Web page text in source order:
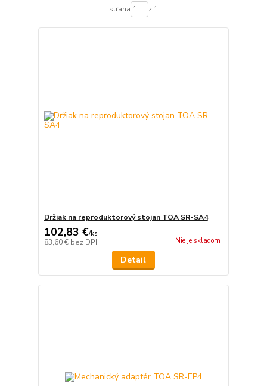
strana z 1
Držiak na reproduktorový stojan TOA SR-SA4
102,83 €/ks
83,60 € bez DPH Nie je skladom
Detail